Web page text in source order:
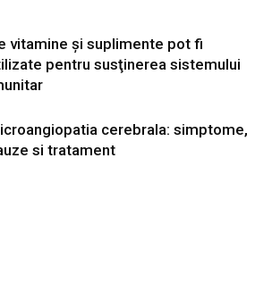
vitamine şi suplimente pot fi
pentru susţinerea sistemului
cerebrala: simptome,
si tratament